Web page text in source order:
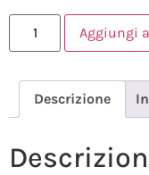
Aggiungi
Descrizione